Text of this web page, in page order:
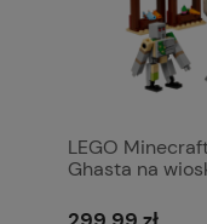
LEGO
Ghasta na